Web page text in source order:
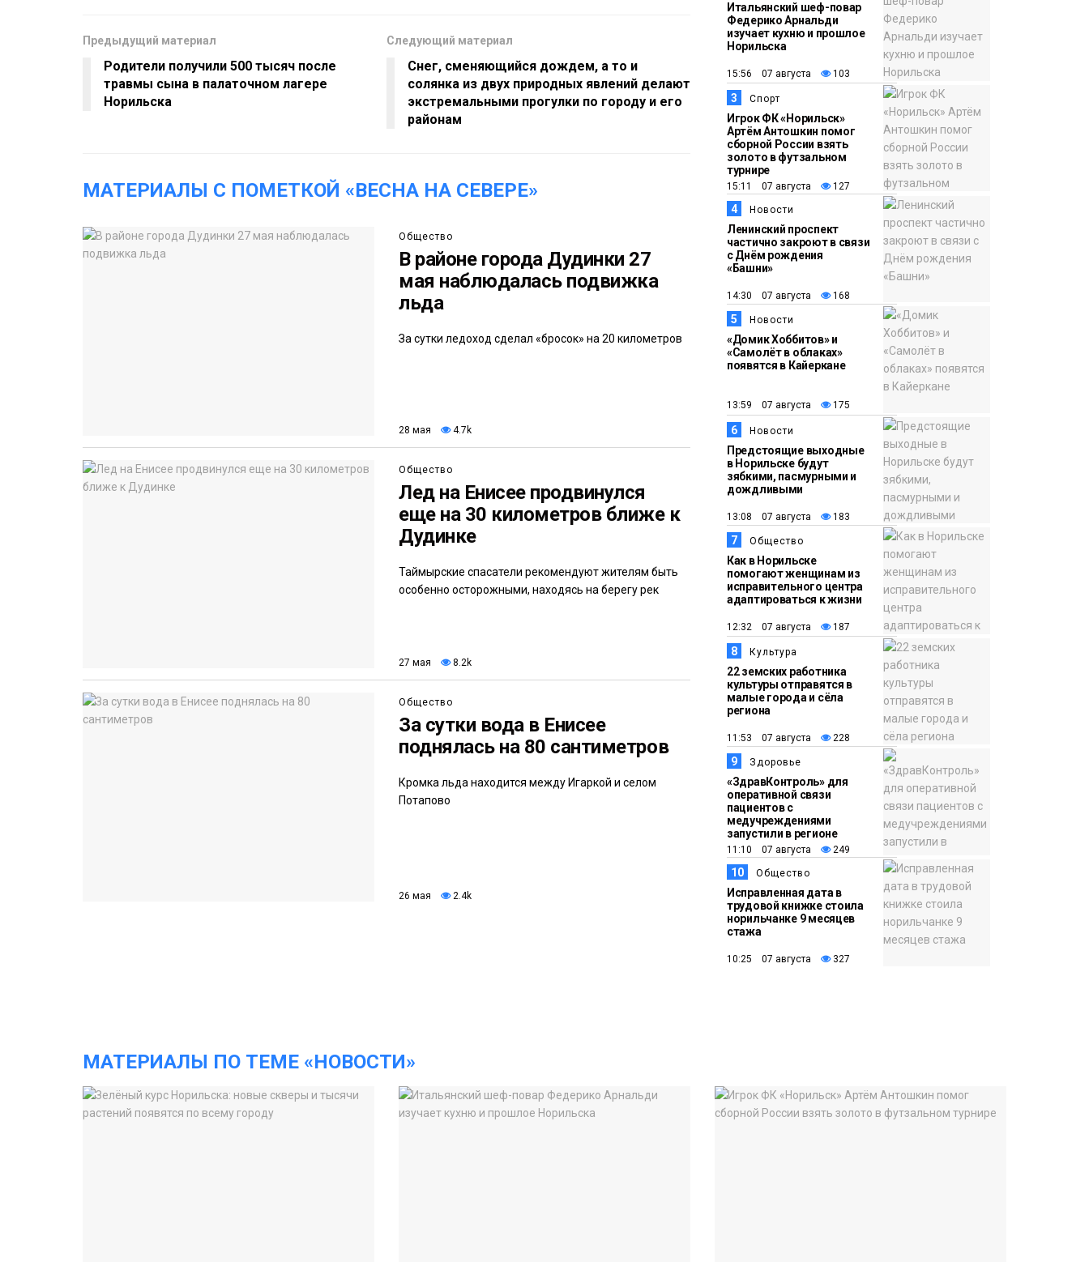
Предыдущий материал
Родители получили 500 тысяч после
травмы сына в палаточном лагере
Норильска
Следующий материал
Снег, сменяющийся дождем, а то и
солянка из двух природных явлений делают
экстремальными прогулки по городу и его
районам
МАТЕРИАЛЫ С ПОМЕТКОЙ «ВЕСНА НА СЕВЕРЕ»
Общество
В районе города Дудинки 27
мая наблюдалась подвижка
льда
За сутки ледоход сделал «бросок» на 20 километров
28 мая 4.7k
Общество
Лед на Енисее продвинулся
еще на 30 километров ближе к
Дудинке
Таймырские спасатели рекомендуют жителям быть
особенно осторожными, находясь на берегу рек
27 мая 8.2k
Общество
За сутки вода в Енисее
поднялась на 80 сантиметров
Кромка льда находится между Игаркой и селом
Потапово
26 мая 2.4k
11:10
Здоровье
«ЗдравКонтроль» для
оперативной связи
пациентов с
медучреждениями
запустили в регионе
10:25
Общество
Исправленная дата в
трудовой книжке
стоила норильчанке 9
месяцев стажа
Итальянский шеф-повар
Федерико Арнальди
изучает кухню и прошлое
Норильска
15:56 07 августа 103
3 Спорт
Игрок ФК «Норильск»
Артём Антошкин помог
сборной России взять
золото в футзальном
турнире
15:11 07 августа 127
4 Новости
Ленинский проспект
частично закроют в связи
с Днём рождения
«Башни»
14:30 07 августа 168
5 Новости
«Домик Хоббитов» и
«Самолёт в облаках»
появятся в Кайеркане
13:59 07 августа 175
6 Новости
Предстоящие выходные
в Норильске будут
зябкими, пасмурными и
дождливыми
13:08 07 августа 183
7 Общество
Как в Норильске
помогают женщинам из
исправительного центра
адаптироваться к жизни
12:32 07 августа 187
8 Культура
22 земских работника
культуры отправятся в
малые города и сёла
региона
11:53 07 августа 228
9 Здоровье
«ЗдравКонтроль» для
оперативной связи
пациентов с
медучреждениями
запустили в регионе
11:10 07 августа 249
10 Общество
Исправленная дата в
трудовой книжке стоила
норильчанке 9 месяцев
стажа
10:25 07 августа 327
МАТЕРИАЛЫ ПО ТЕМЕ «НОВОСТИ»